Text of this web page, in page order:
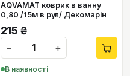
AQVAMAT коврик в ванну
0,80 /15м в рул/ Декомарін
215 ₴
−
+
В наявності